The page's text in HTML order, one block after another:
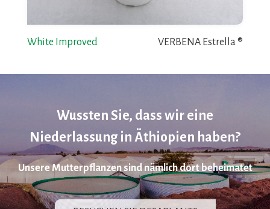
White Improved VERBENA Estrella ®
Wussten Sie, dass wir eine
Niederlassung in Äthiopien haben?
Unsere Mutterpflanzen sind nämlich dort beheimatet